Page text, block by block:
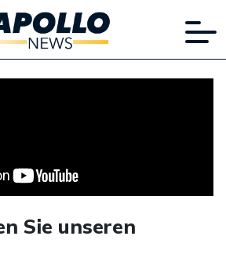
Sie unseren